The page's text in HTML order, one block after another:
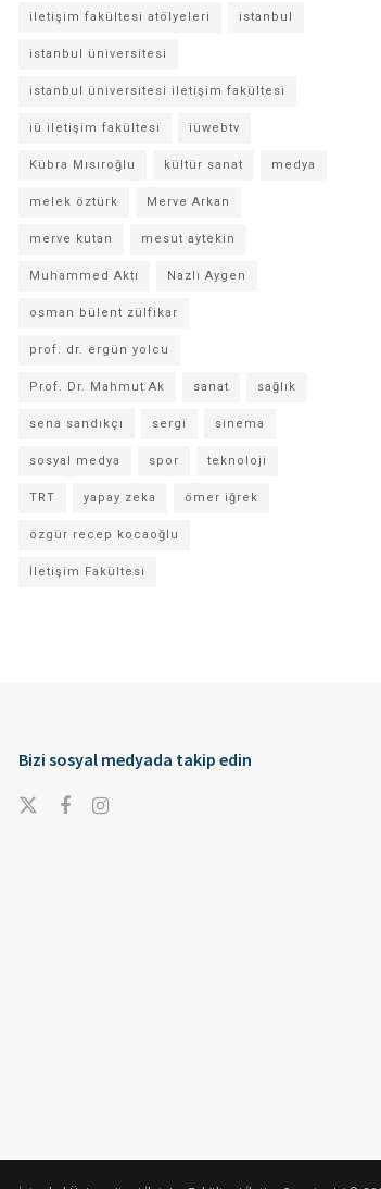
iletişim fakültesi atölyeleri istanbul
istanbul üniversitesi
istanbul üniversitesi iletişim fakültesi
iü iletişim fakültesi iüwebtv
Kübra Mısıroğlu kültür sanat medya
melek öztürk Merve Arkan
merve kutan mesut aytekin
Muhammed Aktı Nazlı Aygen
osman bülent zülfikar
prof. dr. ergün yolcu
Prof. Dr. Mahmut Ak sanat sağlık
sena sandıkçı sergi sinema
sosyal medya spor teknoloji
TRT yapay zeka ömer iğrek
özgür recep kocaoğlu
İletişim Fakültesi
Bizi sosyal medyada takip edin